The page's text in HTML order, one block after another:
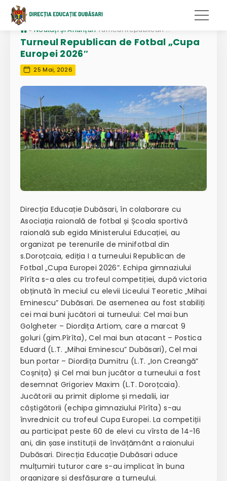
» Noutăți și Anunțuri Turneul Republican de Fotbal „Cupa Europei 2026″
Turneul Republican de Fotbal „Cupa
Europei 2026″
25 Mai, 2026
Direcția Educație Dubăsari, în colaborare cu
Asociația raională de fotbal și Școala sportivă
raională sub egida Ministerului Educației, au
organizat pe terenurile de minifotbal din
s.Doroțcaia, ediția I a turneului Republican de
Fotbal „Cupa Europei 2026”. Echipa gimnaziului
Pîrîta s-a ales cu trofeul competiției, după victoria
obținută în meciul cu elevii Liceului Teoretic „Mihai
Eminescu” Dubăsari. De asemenea au fost stabiliți
cei mai buni jucători ai turneului: Cel mai bun
Golgheter – Diordița Artiom, care a marcat 9
goluri (gim.Pîrîta), Cel mai bun atacant – Postica
Eduard (L.T. „Mihai Eminescu” Dubăsari), Cel mai
bun portar – Diordița Dumitru (L.T. „Ion Creangă”
Coșnița) și Cel mai bun jucător a turneului a fost
desemnat Grigoriev Maxim (L.T. Doroțcaia).
Jucătorii au primit diplome și medalii, iar
câștigătorii (echipa gimnaziului Pîrîta) s-au
învrednicit cu trofeul Cupa Europei. La competiții
au participat peste 60 de elevi cu vîrsta de 14-16
ani, din șase instituții de învățământ a raionului
Dubăsari. Direcția Educație Dubăsari aduce
mulțumiri tuturor care s-au implicat în buna
organizare și desfășurare a turneului.